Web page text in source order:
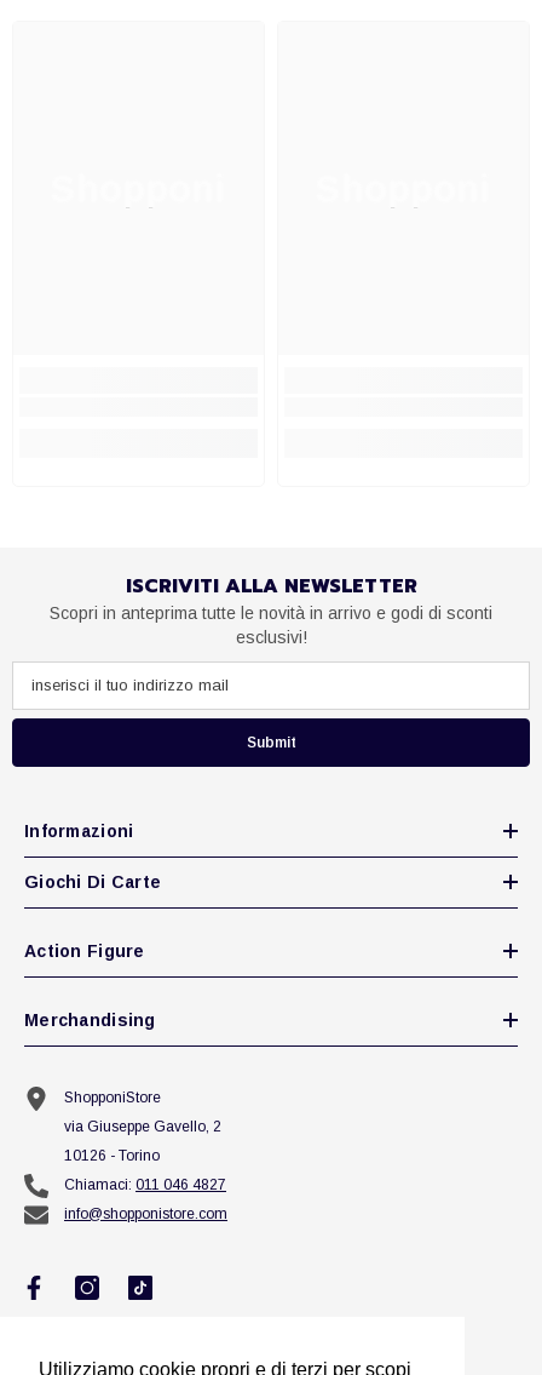
Utilizziamo cookie propri e di terzi per scopi
Utilizziamo cookie propri e di terzi per scopi
ISCRIVITI ALLA NEWSLETTER
Scopri in anteprima tutte le novità in arrivo e godi di sconti
esclusivi!
Submit
Informazioni
Giochi Di Carte
Action Figure
Merchandising
ShopponiStore
via Giuseppe Gavello, 2
10126 - Torino
Chiamaci: 011 046 4827
info@shopponistore.com